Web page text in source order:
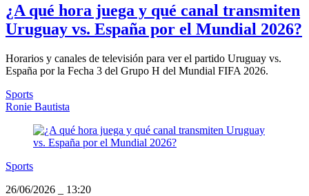
¿A qué hora juega y qué canal transmiten
Uruguay vs. España por el Mundial 2026?
Horarios y canales de televisión para ver el partido Uruguay vs.
España por la Fecha 3 del Grupo H del Mundial FIFA 2026.
Sports
Ronie Bautista
Sports
26/06/2026
13:20